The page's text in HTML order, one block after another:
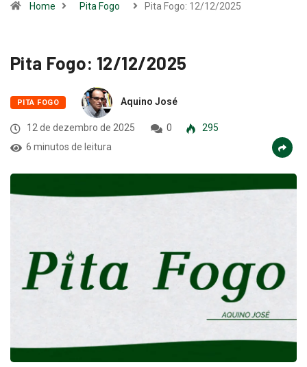
Home Pita Fogo Pita Fogo: 12/12/2025
Pita Fogo: 12/12/2025
PITA FOGO Aquino José
12 de dezembro de 2025 0
295
6 minutos de leitura